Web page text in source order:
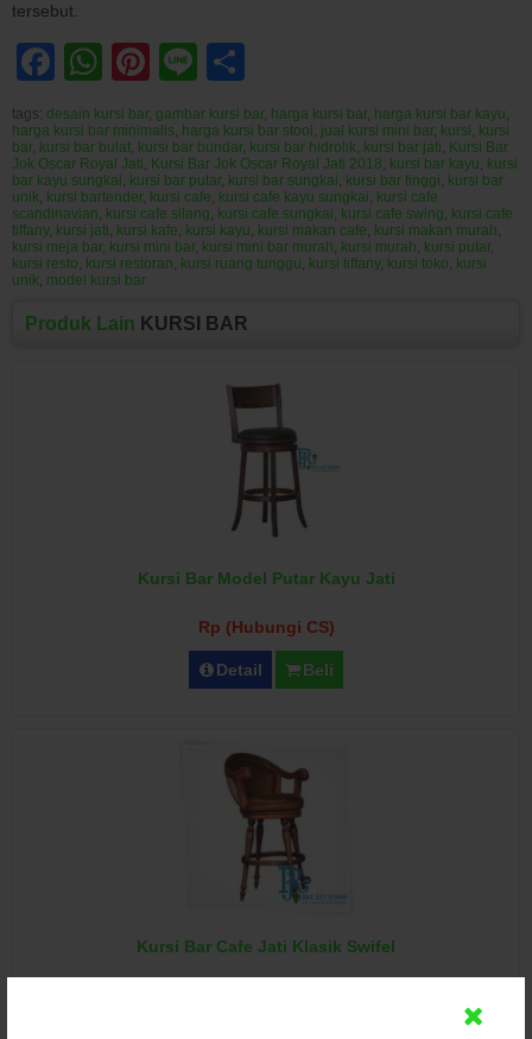
tersebut.
Facebook
WhatsApp
Pinterest
Line
tags: desain kursi bar, gambar kursi bar, harga kursi bar, harga kursi bar kayu,
harga kursi bar minimalis, harga kursi bar stool , jual kursi mini bar, kursi, kursi
bar, kursi bar bulat, kursi bar bundar, kursi bar hidrolik, kursi bar jati, Kursi Bar
Jok Oscar Royal Jati, Kursi Bar Jok Oscar Royal Jati 2018, kursi bar kayu, kursi
bar kayu sungkai, kursi bar putar, kursi bar sungkai, kursi bar tinggi, kursi bar
unik, kursi bartender, kursi cafe, kursi cafe kayu sungkai, kursi cafe
scandinavian, kursi cafe silang, kursi cafe sungkai, kursi cafe swing, kursi cafe
tiffany, kursi jati, kursi kafe, kursi kayu, kursi makan cafe, kursi makan murah,
kursi meja bar, kursi mini bar, kursi mini bar murah, kursi murah, kursi putar,
kursi resto, kursi restoran, kursi ruang tunggu, kursi tiffany, kursi toko, kursi
unik, model kursi bar
Produk Lain KURSI BAR
Kursi Bar Model Putar Kayu Jati
Rp (Hubungi CS)
Detail Beli
Kursi Bar Cafe Jati Klasik Swifel